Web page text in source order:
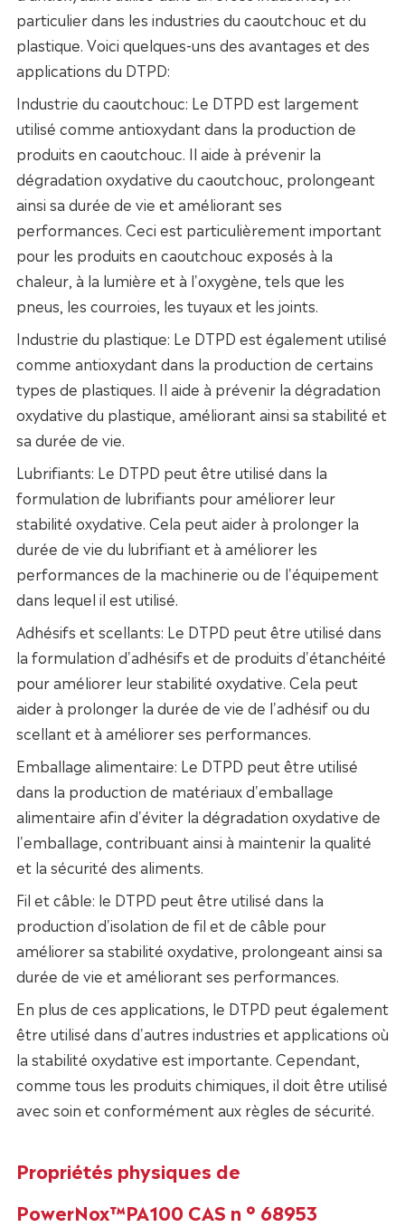
particulier dans les industries du caoutchouc et du
plastique. Voici quelques-uns des avantages et des
applications du DTPD:
Industrie du caoutchouc: Le DTPD est largement
utilisé comme antioxydant dans la production de
produits en caoutchouc. Il aide à prévenir la
dégradation oxydative du caoutchouc, prolongeant
ainsi sa durée de vie et améliorant ses
performances. Ceci est particulièrement important
pour les produits en caoutchouc exposés à la
chaleur, à la lumière et à l'oxygène, tels que les
pneus, les courroies, les tuyaux et les joints.
Industrie du plastique: Le DTPD est également utilisé
comme antioxydant dans la production de certains
types de plastiques. Il aide à prévenir la dégradation
oxydative du plastique, améliorant ainsi sa stabilité et
sa durée de vie.
Lubrifiants: Le DTPD peut être utilisé dans la
formulation de lubrifiants pour améliorer leur
stabilité oxydative. Cela peut aider à prolonger la
durée de vie du lubrifiant et à améliorer les
performances de la machinerie ou de l'équipement
dans lequel il est utilisé.
Adhésifs et scellants: Le DTPD peut être utilisé dans
la formulation d'adhésifs et de produits d'étanchéité
pour améliorer leur stabilité oxydative. Cela peut
aider à prolonger la durée de vie de l'adhésif ou du
scellant et à améliorer ses performances.
Emballage alimentaire: Le DTPD peut être utilisé
dans la production de matériaux d'emballage
alimentaire afin d'éviter la dégradation oxydative de
l'emballage, contribuant ainsi à maintenir la qualité
et la sécurité des aliments.
Fil et câble: le DTPD peut être utilisé dans la
production d'isolation de fil et de câble pour
améliorer sa stabilité oxydative, prolongeant ainsi sa
durée de vie et améliorant ses performances.
En plus de ces applications, le DTPD peut également
être utilisé dans d'autres industries et applications où
la stabilité oxydative est importante. Cependant,
comme tous les produits chimiques, il doit être utilisé
avec soin et conformément aux règles de sécurité.
Propriétés physiques de
PowerNox™PA100 CAS n ° 68953